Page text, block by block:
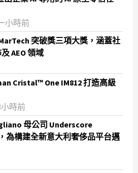
小時前
突破獎三項大獎，涵蓋社
AEO 領域
Cristal™ One IM812 打造高級
時前
母公司 Underscore
為構建全新意大利奢侈品平台邁